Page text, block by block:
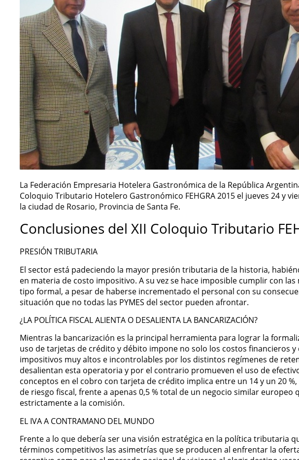
La Federación Empresaria Hotelera Gastronómica de la República
Coloquio Tributario Hotelero Gastronómico FEHGRA 2015 el jueves 24 y
la ciudad de Rosario, Provincia de Santa Fe.
Conclusiones del XII Coloquio Tributario
PRESIÓN TRIBUTARIA
El sector está padeciendo la mayor presión tributaria de la historia,
en materia de costo impositivo. A su vez se hace imposible cumplir con
tipo formal, a pesar de haberse incrementado el personal con su
situación que no todas las PYMES del sector pueden afrontar.
¿LA POLÍTICA FISCAL ALIENTA O DESALIENTA LA BANCARIZACIÓN?
Mientras la bancarización es la principal herramienta para lograr la
uso de tarjetas de crédito y débito impone no solo los costos financieros
impositivos muy altos e incontrolables por los distintos regímenes de
desalientan esta operatoria y por el contrario promueven el uso de
conceptos en el cobro con tarjeta de crédito implica entre un 14 y un 20
de riesgo fiscal, frente a apenas 0,5 % total de un negocio similar europeo
estrictamente a la comisión.
EL IVA A CONTRAMANO DEL MUNDO
Frente a lo que debería ser una visión estratégica en la política tributaria
términos competitivos las asimetrías que se producen al enfrentar la